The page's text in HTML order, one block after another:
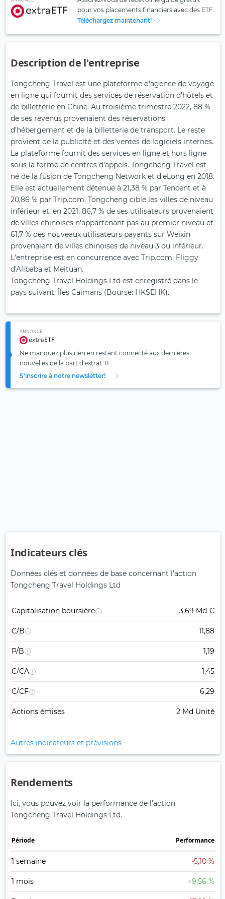
pour vos placements financiers avec des ETF.
Téléchargez maintenant!
Description de l'entreprise
Tongcheng Travel est une plateforme d'agence de voyage
en ligne qui fournit des services de réservation d'hôtels et
de billetterie en Chine. Au troisième trimestre 2022, 88 %
de ses revenus provenaient des réservations
d'hébergement et de la billetterie de transport. Le reste
provient de la publicité et des ventes de logiciels internes.
La plateforme fournit des services en ligne et hors ligne
sous la forme de centres d'appels. Tongcheng Travel est
né de la fusion de Tongcheng Network et d'eLong en 2018.
Elle est actuellement détenue à 21,38 % par Tencent et à
20,86 % par Trip.com. Tongcheng cible les villes de niveau
inférieur et, en 2021, 86,7 % de ses utilisateurs provenaient
de villes chinoises n'appartenant pas au premier niveau et
61,7 % des nouveaux utilisateurs payants sur Weixin
provenaient de villes chinoises de niveau 3 ou inférieur.
L'entreprise est en concurrence avec Trip.com, Fliggy
d'Alibaba et Meituan.
Tongcheng Travel Holdings Ltd est enregistré dans le
pays suivant: Îles Caïmans (Bourse: HKSEHK).
ANNONCE
Ne manquez plus rien en restant connecté aux dernières
nouvelles de la part d'extraETF .
S'inscrire à notre newsletter!
Indicateurs clés
Données clés et données de base concernant l'action
Tongcheng Travel Holdings Ltd
Capitalisation boursière 3,69 Md €
C/B 11,88
P/B 1,19
C/CA 1,45
C/CF 6,29
Actions émises 2 Md Unité
Autres indicateurs et prévisions
Rendements
Ici, vous pouvez voir la performance de l'action
Tongcheng Travel Holdings Ltd.
Période Performance
1 semaine -5,10 %
1 mois +9,56 %